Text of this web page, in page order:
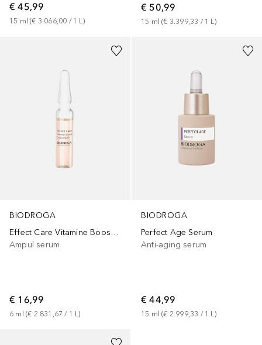
€ 45,99
15 ml (€ 3.066,00 / 1 L)
€ 50,99
15 ml (€ 3.399,33 / 1 L)
BIODROGA
Effect Care Vitamine Boost Ampul
Ampul serum
€ 16,99
6 ml (€ 2.831,67 / 1 L)
BIODROGA
Perfect Age Serum
Anti-aging serum
€ 44,99
15 ml (€ 2.999,33 / 1 L)